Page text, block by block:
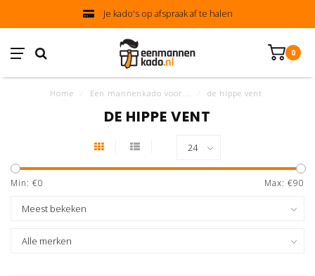
Je kado's op afspraak af te halen
0
Home Een mannenkado voor... de hippe vent
DE HIPPE VENT
Min: €0 Max: €90